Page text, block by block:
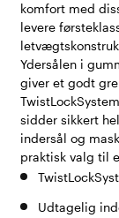
komfort med
levere
Ydersålen i
giver et godt
sidder sikkert
indersål og
praktisk valg til
Udtagelig